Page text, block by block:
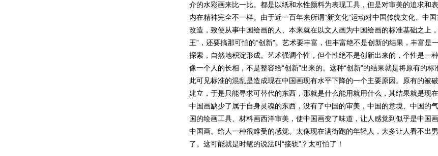
介的水彩画来比一比。都是以纸和水性颜料为表现工具，但是对审美的追求和
内在精神完全不一样。由于近一百年来所谓“新文化”运动对中国传统文化、中
改造，致使从事中国绘画的人、本来就在以文人画为中国绘画的标准基础之上
王”，还要搞那可怕的“创新”。艺术要丰富，但丰富绝不是创新的结果，丰富是
探索，自然地积淀形成。艺术强调个性，但个性绝不是创新出来的，个性是一
像一个人的长相，不是整容给“创新”出来的。这种“创新”的结果就是将原有的标
此可见标准的混乱是造成现在中国画现有水平下降的一个主要原因。原有的被
建立，于是只能寻求可替代的东西，那就是什么能用就用什么，其结果就是
中国画缺少了属于自身灵魂的东西，没有了中国的审美，中国的意境、中国的
国的绘画工具、材料画西洋审美，使中国画变了味道，让人感觉到似乎是中国
中国画。给人一种很难受的感觉。太像现在满街跑的年轻人，大多让人看不出
了。这可能就是时髦的说法叫“接轨”？太可怕了！